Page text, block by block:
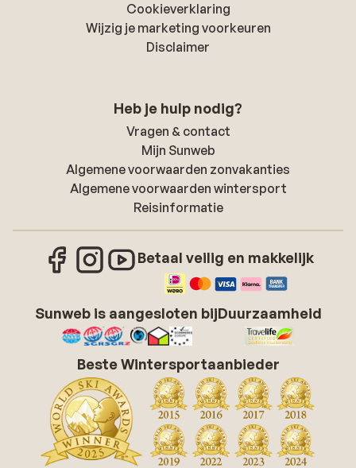
Cookieverklaring
Wijzig je marketing voorkeuren
Disclaimer
Heb je hulp nodig?
Vragen & contact
Mijn Sunweb
Algemene voorwaarden zonvakanties
Algemene voorwaarden wintersport
Reisinformatie
Betaal veilig en makkelijk
Sunweb is aangesloten bijDuurzaamheid
Beste Wintersportaanbieder